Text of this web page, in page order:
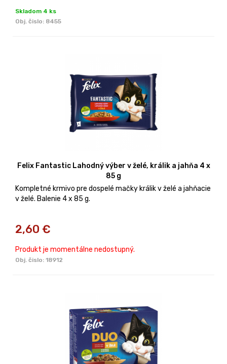
Skladom 4 ks
Obj. čislo: 8455
Felix Fantastic Lahodný výber v želé, králik a jahňa 4 x
85 g
Kompletné krmivo pre dospelé mačky králik v želé a jahňacie
v želé. Balenie 4 x 85 g.
2,60 €
Produkt je momentálne nedostupný.
Obj. čislo: 18912